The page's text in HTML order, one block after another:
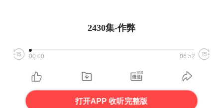
2430集-作弊
00:00 06:52
打开APP 收听完整版